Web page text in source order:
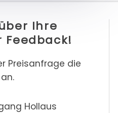
Ihre
Preisanfrage die
Hollaus